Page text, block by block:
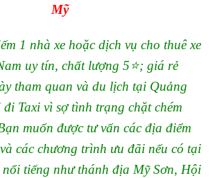
Mỹ
1 nhà xe hoặc dịch vụ cho thuê xe
uy tín, chất lượng 5⭐; giá rẻ
tham quan và du lịch tại Quảng
Taxi vì sợ tình trạng chặt chém
muốn được tư vấn các địa điểm
các chương trình ưu đãi nếu có tại
tiếng như thánh địa Mỹ Sơn, Hội